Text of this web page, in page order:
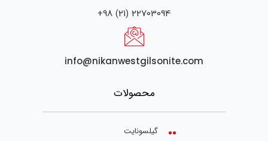
+98 (21) 22703094
info@nikanwestgilsonite.com
محصولات
گیلسونایت